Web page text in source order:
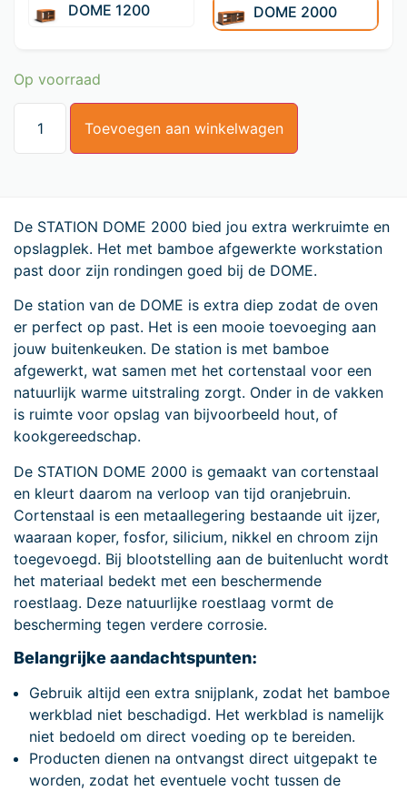
DOME 1200 DOME 2000
Op voorraad
Toevoegen aan winkelwagen
De STATION DOME 2000 bied jou extra werkruimte en
opslagplek. Het met bamboe afgewerkte workstation
past door zijn rondingen goed bij de DOME.
De station van de DOME is extra diep zodat de oven
er perfect op past. Het is een mooie toevoeging aan
jouw buitenkeuken. De station is met bamboe
afgewerkt, wat samen met het cortenstaal voor een
natuurlijk warme uitstraling zorgt. Onder in de vakken
is ruimte voor opslag van bijvoorbeeld hout, of
kookgereedschap.
De STATION DOME 2000 is gemaakt van cortenstaal
en kleurt daarom na verloop van tijd oranjebruin.
Cortenstaal is een metaallegering bestaande uit ijzer,
waaraan koper, fosfor, silicium, nikkel en chroom zijn
toegevoegd. Bij blootstelling aan de buitenlucht wordt
het materiaal bedekt met een beschermende
roestlaag. Deze natuurlijke roestlaag vormt de
bescherming tegen verdere corrosie.
Belangrijke aandachtspunten:
Gebruik altijd een extra snijplank, zodat het bamboe
werkblad niet beschadigd. Het werkblad is namelijk
niet bedoeld om direct voeding op te bereiden.
Producten dienen na ontvangst direct uitgepakt te
worden, zodat het eventuele vocht tussen de